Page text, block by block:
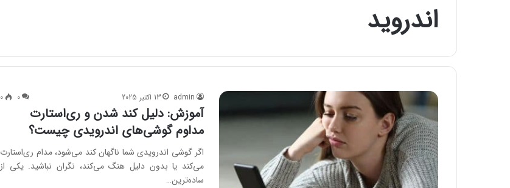
اندروید
admin 13 اکتبر 2025 0
0
آموزش: دلیل کند شدن و ری‌استارت
مداوم گوشی‌های اندرویدی چیست؟
اگر گوشی اندرویدی شما ناگهان کند می‌شود، مدام ری‌استارت
می‌کند یا بدون دلیل هنگ می‌کند، نگران نباشید. یکی از
ساده‌ترین…